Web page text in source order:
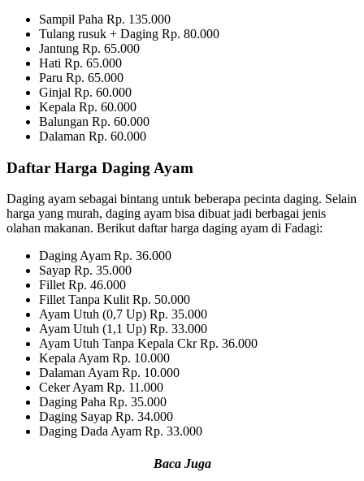
Sampil Paha Rp. 135.000
Tulang rusuk + Daging Rp. 80.000
Jantung Rp. 65.000
Hati Rp. 65.000
Paru Rp. 65.000
Ginjal Rp. 60.000
Kepala Rp. 60.000
Balungan Rp. 60.000
Dalaman Rp. 60.000
Daftar Harga Daging Ayam
Daging ayam sebagai bintang untuk beberapa pecinta daging. Selain
harga yang murah, daging ayam bisa dibuat jadi berbagai jenis
olahan makanan. Berikut daftar harga daging ayam di Fadagi:
Daging Ayam Rp. 36.000
Sayap Rp. 35.000
Fillet Rp. 46.000
Fillet Tanpa Kulit Rp. 50.000
Ayam Utuh (0,7 Up) Rp. 35.000
Ayam Utuh (1,1 Up) Rp. 33.000
Ayam Utuh Tanpa Kepala Ckr Rp. 36.000
Kepala Ayam Rp. 10.000
Dalaman Ayam Rp. 10.000
Ceker Ayam Rp. 11.000
Daging Paha Rp. 35.000
Daging Sayap Rp. 34.000
Daging Dada Ayam Rp. 33.000
Baca Juga